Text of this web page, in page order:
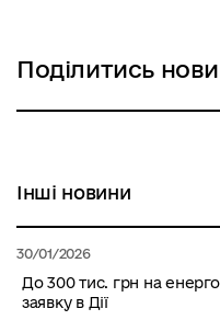
Поділитись
Інші новини
30/01/2026
До 300 тис. грн на
заявку в Дії